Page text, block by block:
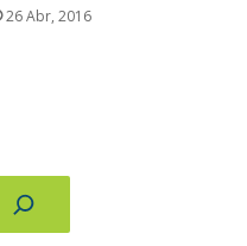
26 Abr, 2016